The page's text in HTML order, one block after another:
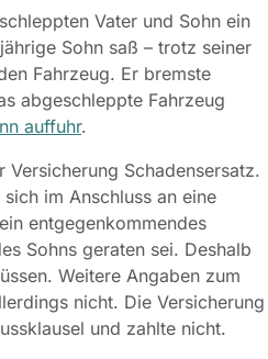
Vater und Sohn ein
Sohn saß – trotz seiner
Fahrzeug. Er bremste
abgeschleppte Fahrzeug
auffuhr.
Schadensersatz.
im Anschluss an eine
entgegenkommendes
Sohns geraten sei. Deshalb
Weitere Angaben zum
nicht. Die Versicherung
und zahlte nicht.